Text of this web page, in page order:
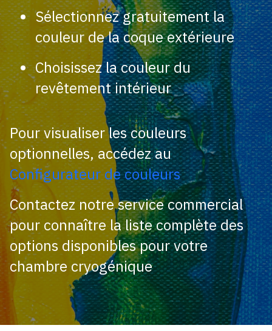
Sélectionnez gratuitement la
couleur de la coque extérieure
Choisissez la couleur du
revêtement intérieur
Pour visualiser les couleurs
optionnelles, accédez au
Configurateur de couleurs
Contactez notre service commercial
pour connaître la liste complète des
options disponibles pour votre
chambre cryogénique